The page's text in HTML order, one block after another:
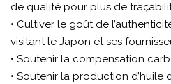
de qualité pour plus de
• Cultiver le goût de
visitant le Japon et ses
• Soutenir la compensation
• Soutenir la production d’huile